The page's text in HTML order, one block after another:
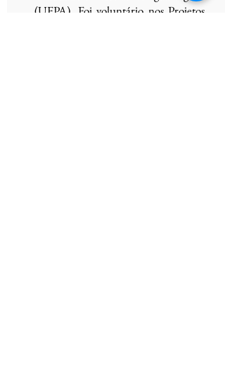
(UFPA). Foi voluntário nos Projetos